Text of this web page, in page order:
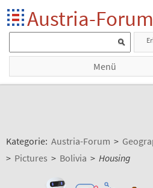
Austria-Forum
Menü
Kategorie: Austria-Forum >
> Pictures > Bolivia > Housing